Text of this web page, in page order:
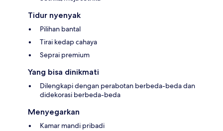
Tidur nyenyak
Pilihan bantal
Tirai kedap cahaya
Seprai premium
Yang bisa dinikmati
Dilengkapi dengan perabotan berbeda-beda dan
didekorasi berbeda-beda
Menyegarkan
Kamar mandi pribadi